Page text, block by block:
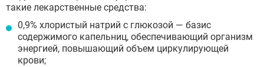
такие лекарственные средства:
0,9% хлористый натрий с глюкозой — базис
содержимого капельниц, обеспечивающий организм
энергией, повышающий объем циркулирующей
крови;